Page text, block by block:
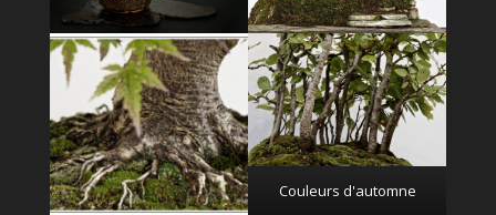
Couleurs d'automne